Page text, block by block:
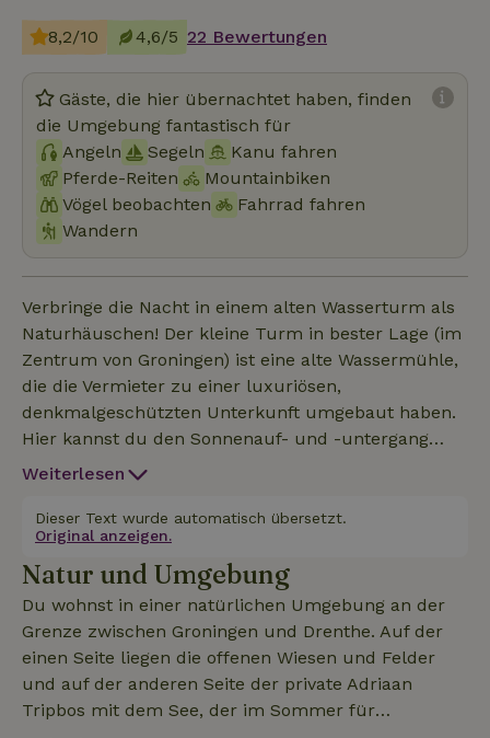
8,2/10 4,6/5 22 Bewertungen
Gäste, die hier übernachtet haben, finden
die Umgebung fantastisch für
Angeln
Segeln
Kanu fahren
Pferde-Reiten
Mountainbiken
Vögel beobachten
Fahrrad fahren
Wandern
Verbringe die Nacht in einem alten Wasserturm als
Naturhäuschen! Der kleine Turm in bester Lage (im
Zentrum von Groningen) ist eine alte Wassermühle,
die die Vermieter zu einer luxuriösen,
denkmalgeschützten Unterkunft umgebaut haben.
Hier kannst du den Sonnenauf- und -untergang
beobachten und hast einen fantastischen Blick über
wenige Gehminuten entfernt, und in der Umgebung
gibt es mehrere Unterhaltungsmöglichkeiten und
Restaurants. Die Inneneinrichtung des B&amp;B ist
modern, ohne die charakteristischen Elemente zu
vernachlässigen, und die Atmosphäre ist warm und
gemütlich. Der kleine Turm eignet sich für Paare,
Familien (mit Kindern) und Gruppen von bis zu
sechs Personen. Nach Absprache können auch 2
Weiterlesen
Dieser Text wurde automatisch übersetzt.
Original anzeigen.
Natur und Umgebung
Du wohnst in einer natürlichen Umgebung an der
Grenze zwischen Groningen und Drenthe. Auf der
einen Seite liegen die offenen Wiesen und Felder
und auf der anderen Seite der private Adriaan
Tripbos mit dem See, der im Sommer für